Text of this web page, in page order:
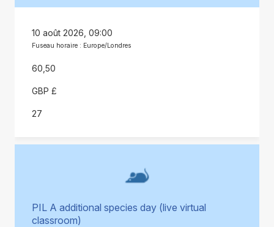
10 août 2026, 09:00
Fuseau horaire : Europe/Londres
60,50
GBP £
27
PIL A additional species day (live virtual
classroom)